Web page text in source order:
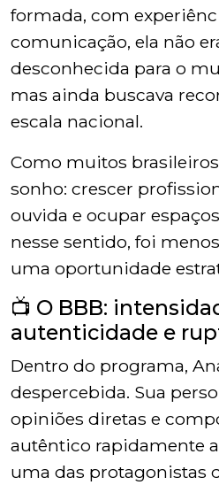
formada, com
comunicação, ela não
desconhecida para o
mas ainda buscava
escala nacional.
Como muitos
sonho: crescer
ouvida e ocupar
nesse sentido, foi
uma oportunidade
📺 O BBB:
autenticidade e
Dentro do programa,
despercebida. Sua
opiniões diretas e
autêntico rapidamente
uma das protagonistas